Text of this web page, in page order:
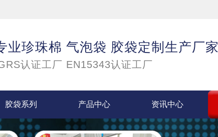
业珍珠棉 气泡袋 胶袋定制生产厂家
认证工厂 EN15343认证工厂
胶袋系列 产品中心 资讯中心